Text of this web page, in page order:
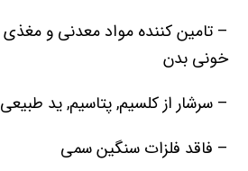
– تامین کننده مواد معدنی و
خونی بدن
– سرشار از کلسیم, پتاسیم, ید طبیعی
– فاقد فلزات سنگین سمی